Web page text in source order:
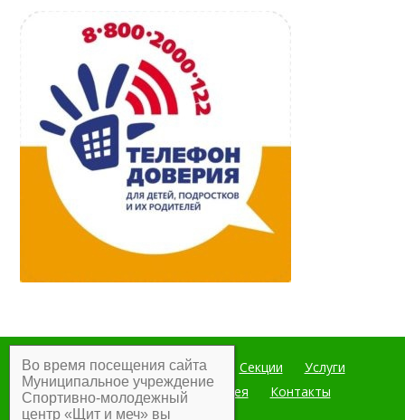
Главная Мероприятия Секции
Услуги
Документы
Фотогалерея Контакты
Во время посещения сайта
Муниципальное учреждение
Спортивно-молодежный
центр «Щит и меч» вы